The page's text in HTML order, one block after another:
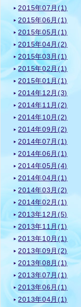
2015年07月(1)
2015年06月(1)
2015年05月(1)
2015年04月(2)
2015年03月(1)
2015年02月(1)
2015年01月(1)
2014年12月(3)
2014年11月(2)
2014年10月(2)
2014年09月(2)
2014年07月(1)
2014年06月(1)
2014年05月(4)
2014年04月(1)
2014年03月(2)
2014年02月(1)
2013年12月(5)
2013年11月(1)
2013年10月(1)
2013年09月(2)
2013年08月(1)
2013年07月(1)
2013年06月(1)
2013年04月(1)